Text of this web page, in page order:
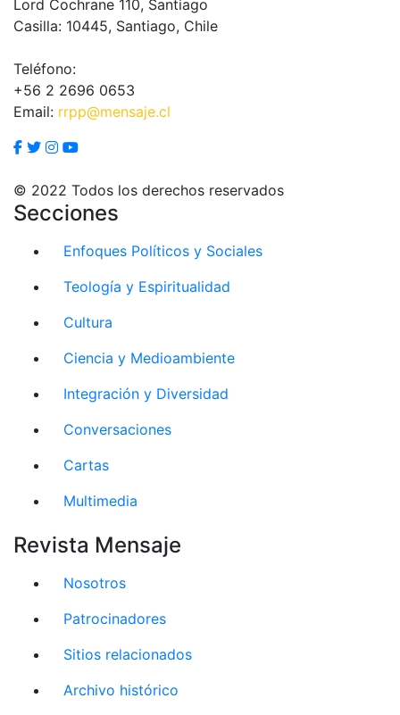
Lord Cochrane 110, Santiago
Casilla: 10445, Santiago, Chile
Teléfono:
+56 2 2696 0653
Email: rrpp@mensaje.cl
© 2022 Todos los derechos reservados
Secciones
Enfoques Políticos y Sociales
Teología y Espiritualidad
Cultura
Ciencia y Medioambiente
Integración y Diversidad
Conversaciones
Cartas
Multimedia
Revista Mensaje
Nosotros
Patrocinadores
Sitios relacionados
Archivo histórico